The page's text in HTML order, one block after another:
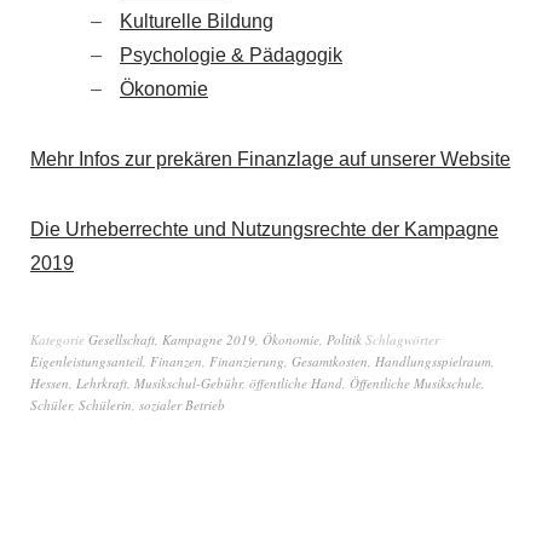
Kulturelle Bildung
Psychologie & Pädagogik
Ökonomie
Mehr Infos zur prekären Finanzlage auf unserer Website
Die Urheberrechte und Nutzungsrechte der Kampagne
2019
Kategorie Gesellschaft, Kampagne 2019, Ökonomie, Politik Schlagwörter
Eigenleistungsanteil, Finanzen, Finanzierung, Gesamtkosten, Handlungsspielraum,
Hessen, Lehrkraft, Musikschul-Gebühr, öffentliche Hand, Öffentliche Musikschule,
Schüler, Schülerin, sozialer Betrieb